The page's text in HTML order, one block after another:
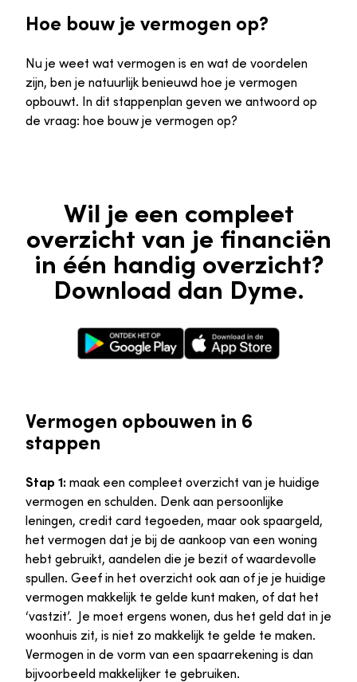
Hoe bouw je vermogen op?
Nu je weet wat vermogen is en wat de voordelen
zijn, ben je natuurlijk benieuwd hoe je vermogen
opbouwt. In dit stappenplan geven we antwoord op
de vraag: hoe bouw je vermogen op?
Wil je een compleet
overzicht van je financiën
in één handig overzicht?
Download dan Dyme.
Google Play StoreApple App Store
Vermogen opbouwen in 6
stappen
Stap 1: maak een compleet overzicht van je huidige
vermogen en schulden. Denk aan persoonlijke
leningen, credit card tegoeden, maar ook spaargeld,
het vermogen dat je bij de aankoop van een woning
hebt gebruikt, aandelen die je bezit of waardevolle
spullen. Geef in het overzicht ook aan of je je huidige
vermogen makkelijk te gelde kunt maken, of dat het
‘vastzit’. Je moet ergens wonen, dus het geld dat in je
woonhuis zit, is niet zo makkelijk te gelde te maken.
Vermogen in de vorm van een spaarrekening is dan
bijvoorbeeld makkelijker te gebruiken.